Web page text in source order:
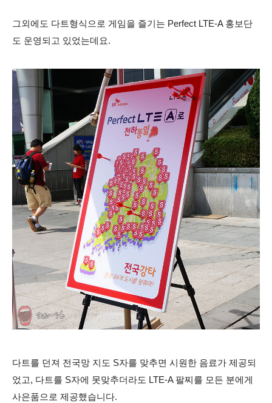
그외에도 다트형식으로 게임을 즐기는 Perfect LTE-A 홍보단
도 운영되고 있었는데요.
다트를 던져 전국망 지도 S자를 맞추면 시원한 음료가 제공되
었고, 다트를 S자에 못맞추더라도 LTE-A 팔찌를 모든 분에게
사은품으로 제공했습니다.